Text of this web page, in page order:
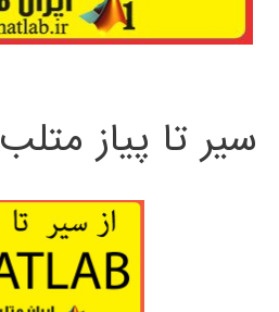
سیر تا پیاز متلب MATLAB